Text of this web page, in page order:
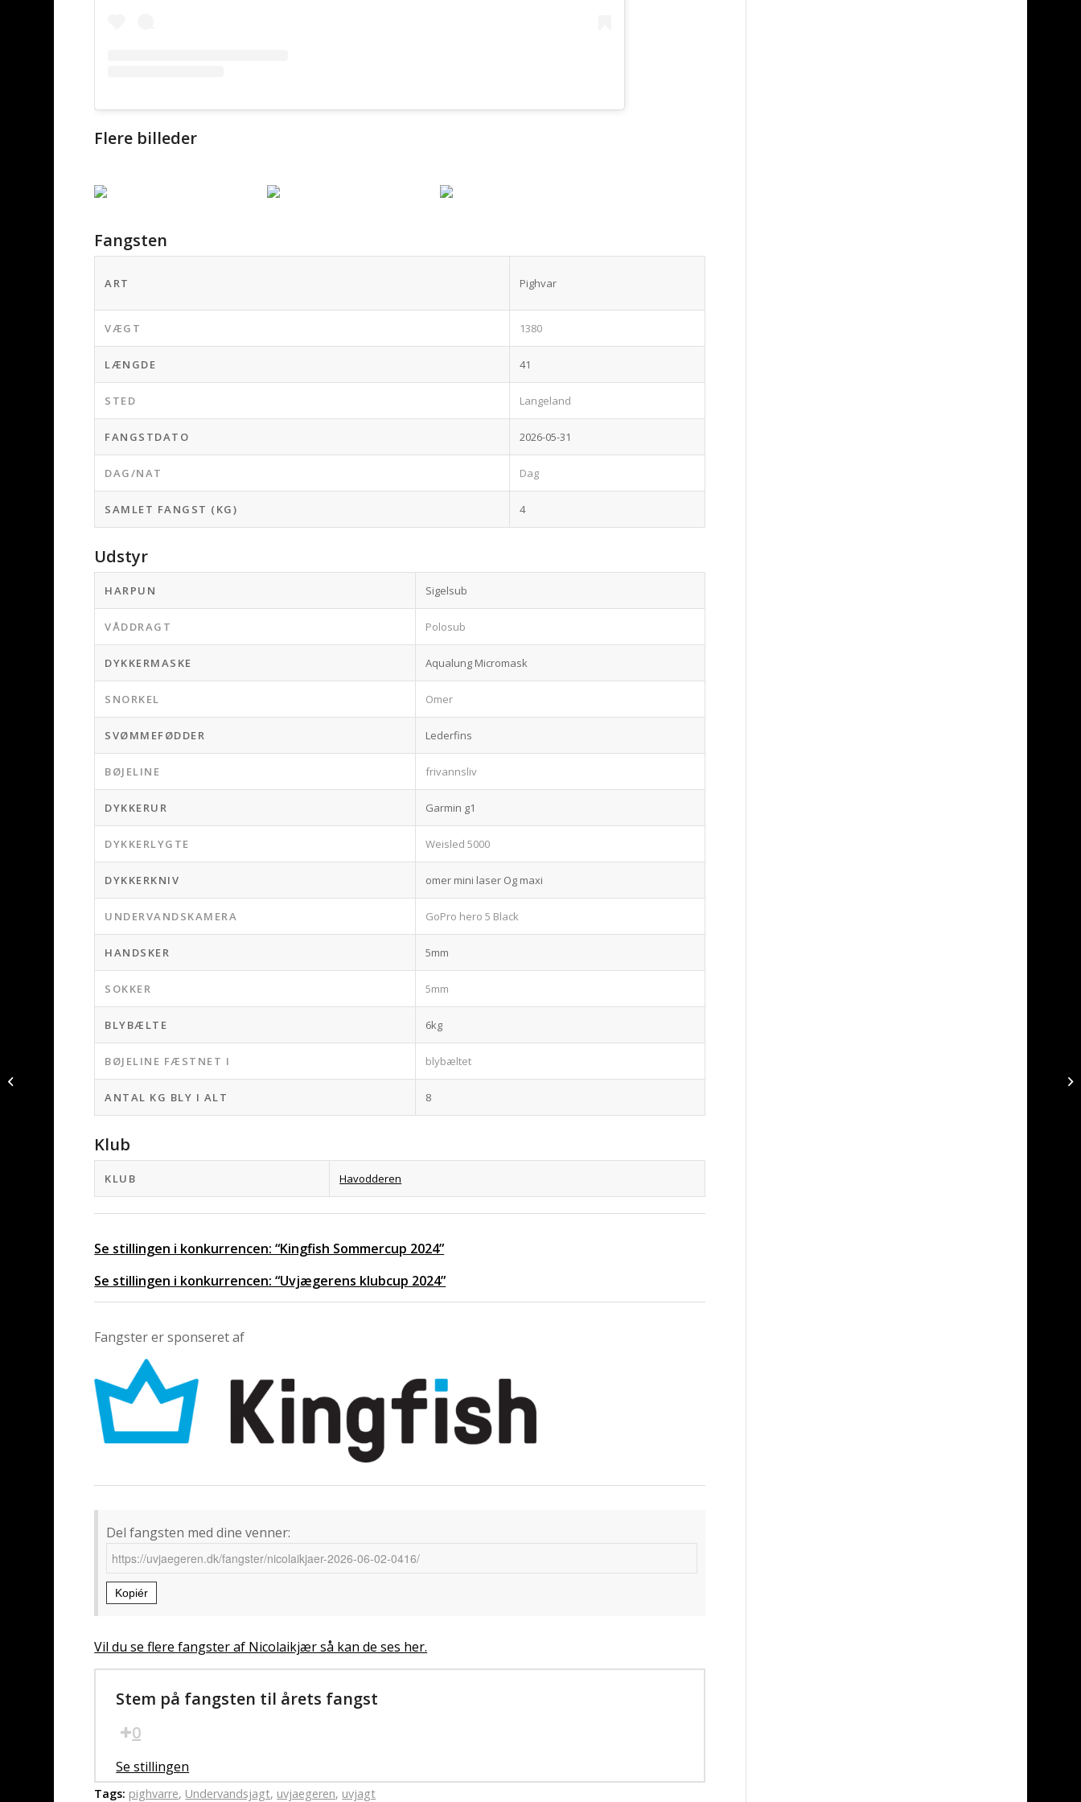
Flere billeder
Fangsten
ART Pighvar
VÆGT 1380
LÆNGDE 41
STED Langeland
FANGSTDATO 2026-05-31
DAG/NAT Dag
SAMLET FANGST (KG) 4
Udstyr
HARPUN Sigelsub
VÅDDRAGT Polosub
DYKKERMASKE Aqualung Micromask
SNORKEL Omer
SVØMMEFØDDER Lederfins
BØJELINE frivannsliv
DYKKERUR Garmin g1
DYKKERLYGTE Weisled 5000
DYKKERKNIV omer mini laser Og maxi
UNDERVANDSKAMERA GoPro hero 5 Black
HANDSKER 5mm
SOKKER 5mm
BLYBÆLTE 6kg
BØJELINE FÆSTNET I blybæltet
ANTAL KG BLY I ALT 8
Klub
KLUB Havodderen
Se stillingen i konkurrencen: “Kingfish Sommercup 2024”
Se stillingen i konkurrencen: “Uvjægerens klubcup 2024”
Fangster er sponseret af
Del fangsten med dine venner:
Kopiér
Vil du se flere fangster af Nicolaikjær så kan de ses her.
Stem på fangsten til årets fangst
0
Se stillingen
Tags: pighvarre, Undervandsjagt, uvjaegeren, uvjagt
Ny PR – Havørred
fanget af JonasDuem
ved Det Sjællandske